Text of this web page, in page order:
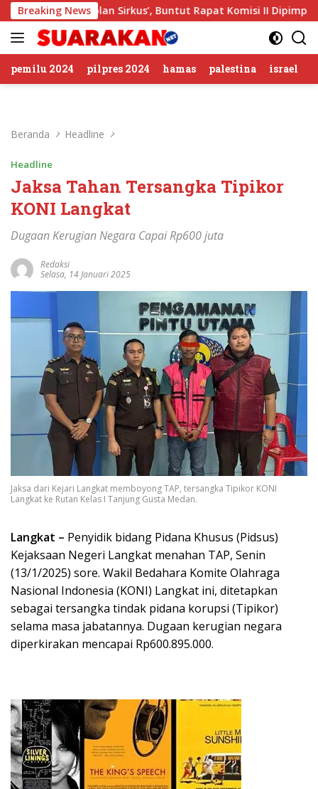
Langsung
ke
konten
Breaking News
‘Gerombolan Sirkus’, Buntut Rapat Komisi II Dipimpin Sufmi
pemilu 2024 pilpres 2024 hamas palestina israel
Beranda Headline
Headline
Jaksa Tahan Tersangka Tipikor
KONI Langkat
Dugaan Kerugian Negara Capai Rp600 juta
Redaksi
Selasa, 14 Januari 2025
Jaksa dari Kejari Langkat memboyong TAP, tersangka Tipikor KONI
Langkat ke Rutan Kelas I Tanjung Gusta Medan.
Langkat – Penyidik bidang Pidana Khusus (Pidsus)
Kejaksaan Negeri Langkat menahan TAP, Senin
(13/1/2025) sore. Wakil Bedahara Komite Olahraga
Nasional Indonesia (KONI) Langkat ini, ditetapkan
sebagai tersangka tindak pidana korupsi (Tipikor)
selama masa jabatannya. Dugaan kerugian negara
diperkirakan mencapai Rp600.895.000.